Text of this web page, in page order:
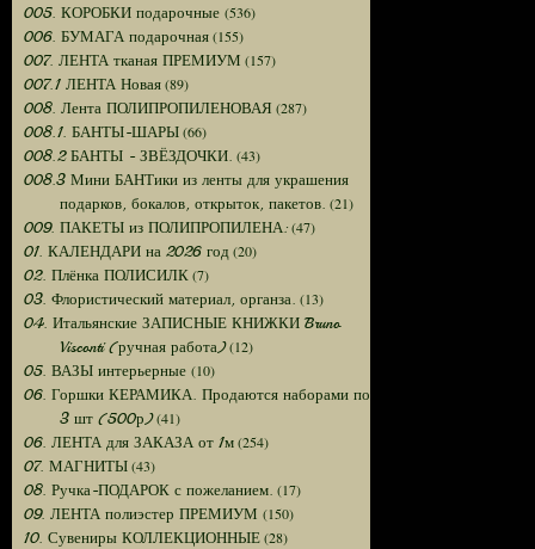
005. КОРОБКИ подарочные (536)
006. БУМАГА подарочная(155)
007. ЛЕНТА тканая ПРЕМИУМ (157)
007.1 ЛЕНТА Новая(89)
008. Лента ПОЛИПРОПИЛЕНОВАЯ (287)
008.1. БАНТЫ-ШАРЫ(66)
008.2 БАНТЫ - ЗВЁЗДОЧКИ. (43)
008.3 Мини БАНТики из ленты для украшения
подарков, бокалов, открыток, пакетов. (21)
009. ПАКЕТЫ из ПОЛИПРОПИЛЕНА:(47)
01. КАЛЕНДАРИ на 2026 год (20)
02. Плёнка ПОЛИСИЛК(7)
03. Флористический материал, органза. (13)
04. Итальянские ЗАПИСНЫЕ КНИЖКИ Bruno
Visconti (ручная работа)(12)
05. ВАЗЫ интерьерные (10)
06. Горшки КЕРАМИКА. Продаются наборами по
3 шт (500р)(41)
06. ЛЕНТА для ЗАКАЗА от 1м(254)
07. МАГНИТЫ(43)
08. Ручка-ПОДАРОК с пожеланием. (17)
09. ЛЕНТА полиэстер ПРЕМИУМ (150)
10. Сувениры КОЛЛЕКЦИОННЫЕ(28)